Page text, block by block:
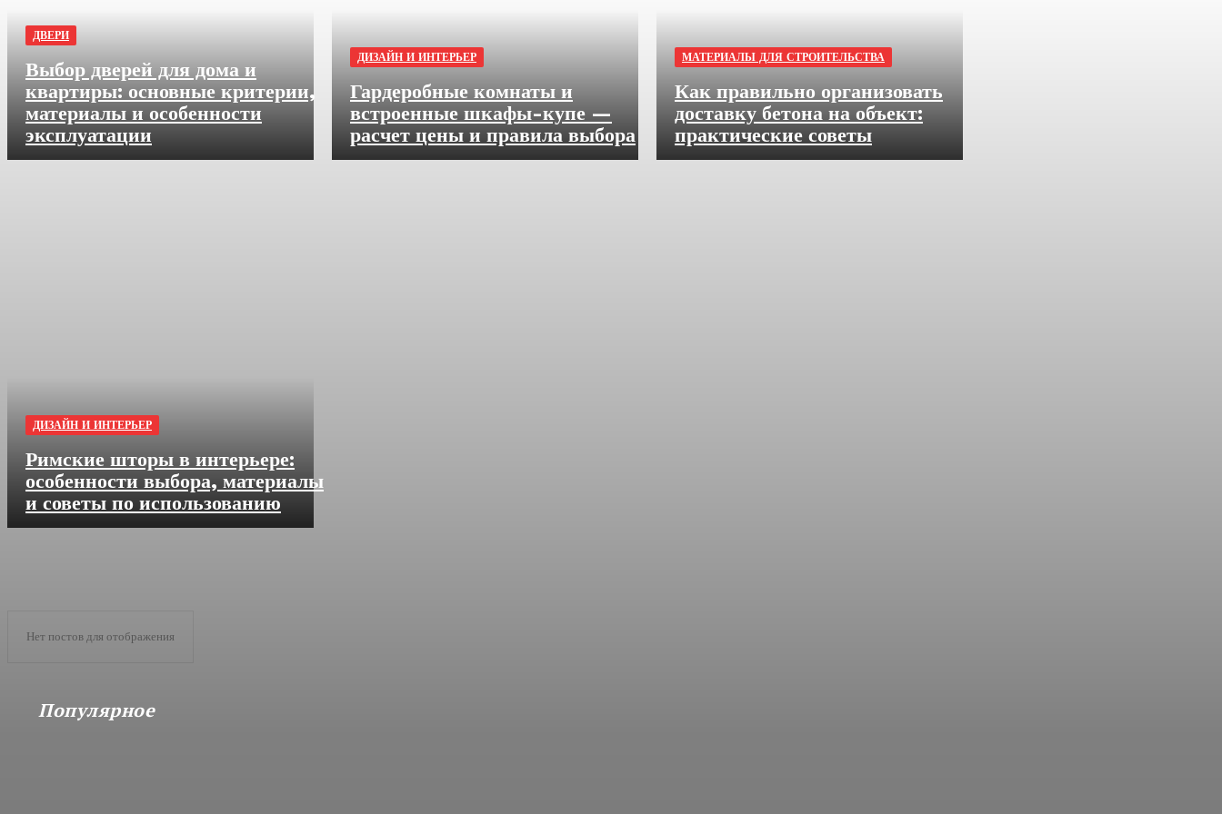
ДВЕРИ
Выбор дверей для дома и
квартиры: основные критерии,
материалы и особенности
эксплуатации
ДИЗАЙН И ИНТЕРЬЕР
Гардеробные комнаты и
встроенные шкафы-купе —
расчет цены и правила выбора
МАТЕРИАЛЫ ДЛЯ СТРОИТЕЛЬСТВА
Как правильно организовать
доставку бетона на объект:
практические советы
ДИЗАЙН И ИНТЕРЬЕР
Римские шторы в интерьере:
особенности выбора, материалы
и советы по использованию
Нет постов для отображения
Популярное